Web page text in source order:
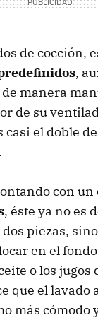
de cocción,
,
manera
de su
casi el doble
con un
, éste ya no es
piezas,
en el
o los jugos
que el lavado
más cómodo